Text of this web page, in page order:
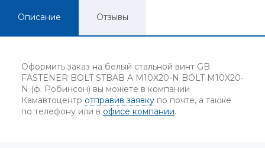
Описание Отзывы
Оформить заказ на белый стальной винт GB
FASTENER BOLT STBAB A M10X20-N BOLT M10X20-
N (ф. Робинсон) вы можете в компании
Камавтоцентр отправив заявку по почте, а также
по телефону или в офисе компании.